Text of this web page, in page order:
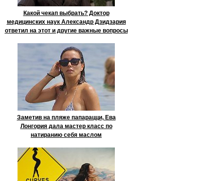
Какой чекап выбрать? Доктор
медицинских наук Александр Дзидзария
ответил на этот и другие важные вопросы
Заметив на пляже папарацци, Ева
Лонгория дала мастер класс по
натиранию себя маслом